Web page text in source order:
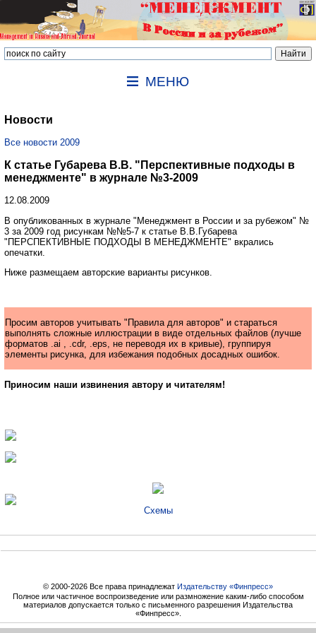
МЕНЮ
Новости
Все новости 2009
К статье Губарева В.В. "Перспективные подходы в
менеджменте" в журнале №3-2009
12.08.2009
В опубликованных в журнале "Менеджмент в России и за рубежом" №
3 за 2009 год рисункам №№5-7 к статье В.В.Губарева
"ПЕРСПЕКТИВНЫЕ ПОДХОДЫ В МЕНЕДЖМЕНТЕ" вкрались
опечатки.
Ниже размещаем авторские варианты рисунков.
Просим авторов учитывать "Правила для авторов" и стараться
выполнять сложные иллюстрации в виде отдельных файлов (лучше
форматов .ai , .cdr, .eps, не переводя их в кривые), группируя
элементы рисунка, для избежания подобных досадных ошибок.
Приносим наши извинения автору и читателям!
Схемы
© 2000-2026 Все права принадлежат Издательству «Финпресс»
Полное или частичное воспроизведение или размножение каким-либо способом
материалов допускается только с письменного разрешения Издательства
«Финпресс».